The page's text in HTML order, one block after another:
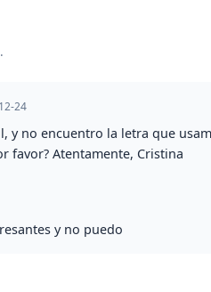
24
y no encuentro la letra que
favor? Atentamente, Cristina
y no puedo